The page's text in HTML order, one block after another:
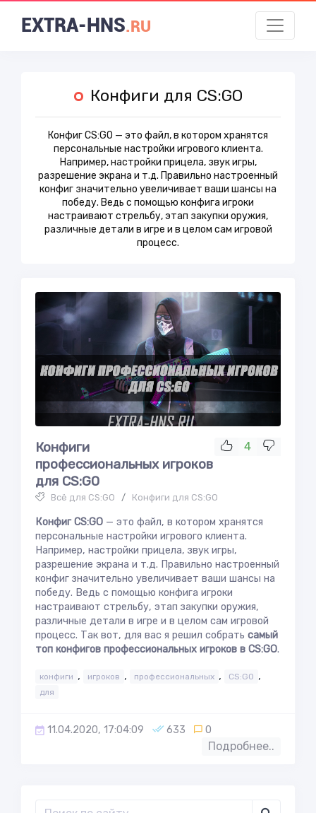
EXTRA-HNS.RU
Конфиги для CS:GO
Конфиг CS:GO — это файл, в котором хранятся
персональные настройки игрового клиента.
Например, настройки прицела, звук игры,
разрешение экрана и т.д. Правильно настроенный
конфиг значительно увеличивает ваши шансы на
победу. Ведь с помощью конфига игроки
настраивают стрельбу, этап закупки оружия,
различные детали в игре и в целом сам игровой
процесс.
4
Конфиги
профессиональных игроков
для CS:GO
Всё для CS:GO / Конфиги для CS:GO
Конфиг CS:GO — это файл, в котором хранятся
персональные настройки игрового клиента.
Например, настройки прицела, звук игры,
разрешение экрана и т.д. Правильно настроенный
конфиг значительно увеличивает ваши шансы на
победу. Ведь с помощью конфига игроки
настраивают стрельбу, этап закупки оружия,
различные детали в игре и в целом сам игровой
процесс. Так вот, для вас я решил собрать самый
топ конфигов профессиональных игроков в CS:GO.
конфиги , игроков , профессиональных , CS:GO ,
для
11.04.2020, 17:04:09 633 0
Подробнее..